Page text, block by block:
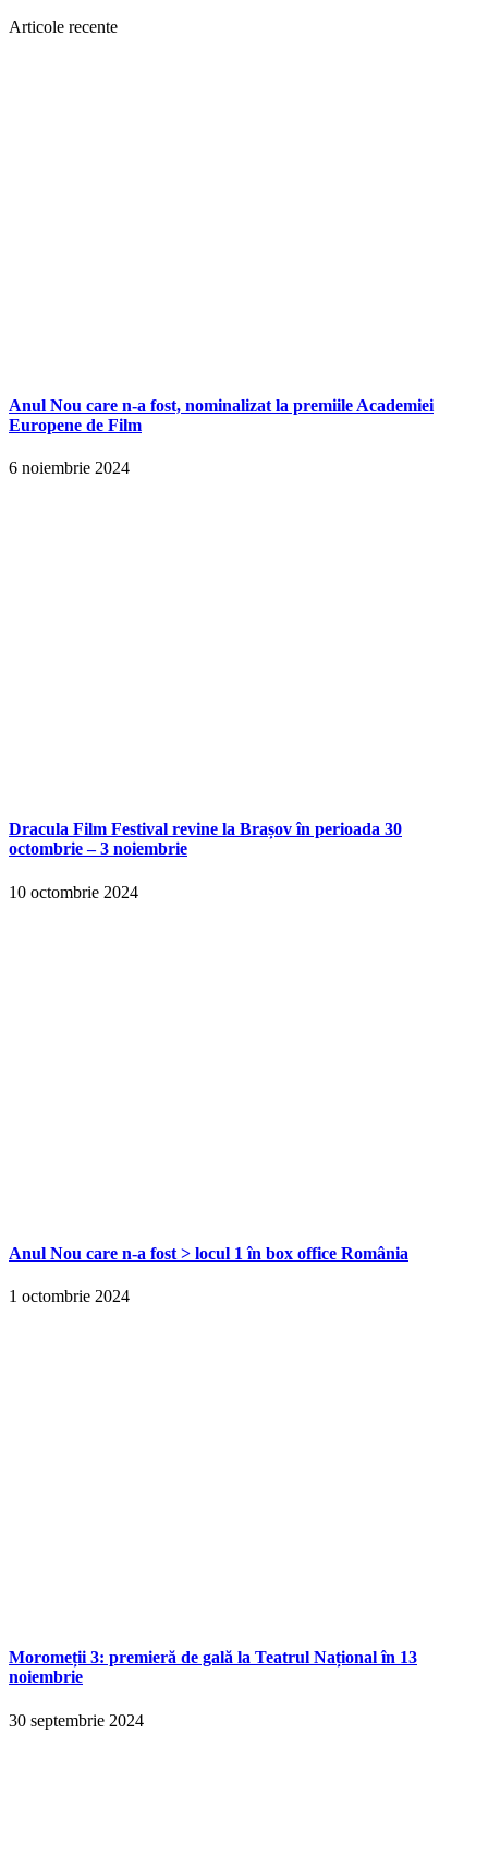
Articole recente
Anul Nou care n-a fost, nominalizat la premiile Academiei
Europene de Film
6 noiembrie 2024
Dracula Film Festival revine la Brașov în perioada 30
octombrie – 3 noiembrie
10 octombrie 2024
Anul Nou care n-a fost > locul 1 în box office România
1 octombrie 2024
Moromeții 3: premieră de gală la Teatrul Național în 13
noiembrie
30 septembrie 2024